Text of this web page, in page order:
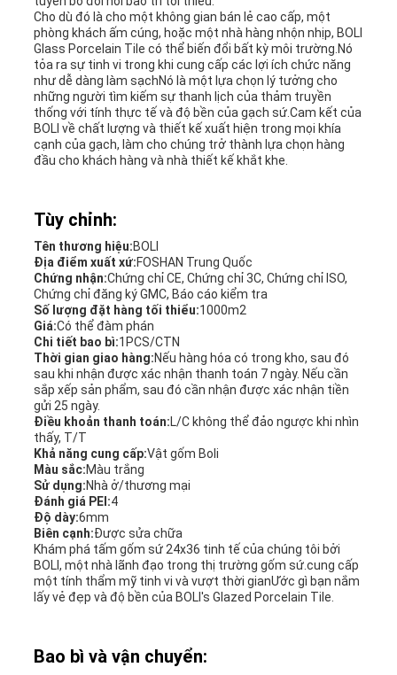
Cho dù đó là cho một không gian bán lẻ cao cấp, một
phòng khách ấm cúng, hoặc một nhà hàng nhộn nhịp, BOLI
Glass Porcelain Tile có thể biến đổi bất kỳ môi trường.Nó
tỏa ra sự tinh vi trong khi cung cấp các lợi ích chức năng
như dễ dàng làm sạchNó là một lựa chọn lý tưởng cho
những người tìm kiếm sự thanh lịch của thảm truyền
thống với tính thực tế và độ bền của gạch sứ.Cam kết của
BOLI về chất lượng và thiết kế xuất hiện trong mọi khía
cạnh của gạch, làm cho chúng trở thành lựa chọn hàng
đầu cho khách hàng và nhà thiết kế khắt khe.
Tùy chỉnh:
Tên thương hiệu:BOLI
Địa điểm xuất xứ:FOSHAN Trung Quốc
Chứng nhận:Chứng chỉ CE, Chứng chỉ 3C, Chứng chỉ ISO,
Chứng chỉ đăng ký GMC, Báo cáo kiểm tra
Số lượng đặt hàng tối thiểu:1000m2
Giá:Có thể đàm phán
Chi tiết bao bì:1PCS/CTN
Thời gian giao hàng:Nếu hàng hóa có trong kho, sau đó
sau khi nhận được xác nhận thanh toán 7 ngày. Nếu cần
sắp xếp sản phẩm, sau đó cần nhận được xác nhận tiền
gửi 25 ngày.
Điều khoản thanh toán:L/C không thể đảo ngược khi nhìn
thấy, T/T
Khả năng cung cấp:Vật gốm Boli
Màu sắc:Màu trắng
Sử dụng:Nhà ở/thương mại
Đánh giá PEI:4
Độ dày:6mm
Biên cạnh:Được sửa chữa
Khám phá tấm gốm sứ 24x36 tinh tế của chúng tôi bởi
BOLI, một nhà lãnh đạo trong thị trường gốm sứ.cung cấp
một tính thẩm mỹ tinh vi và vượt thời gianƯớc gì bạn nắm
lấy vẻ đẹp và độ bền của BOLI's Glazed Porcelain Tile.
Bao bì và vận chuyển: